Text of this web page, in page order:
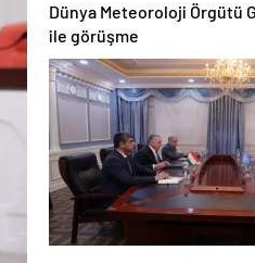
Dünya Meteoroloji Örgütü
ile görüşme